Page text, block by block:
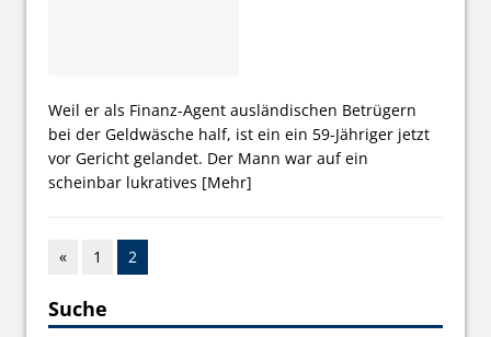
Weil er als Finanz-Agent ausländischen Betrügern
bei der Geldwäsche half, ist ein ein 59-Jähriger jetzt
vor Gericht gelandet. Der Mann war auf ein
scheinbar lukratives [Mehr]
« 1 2
Suche